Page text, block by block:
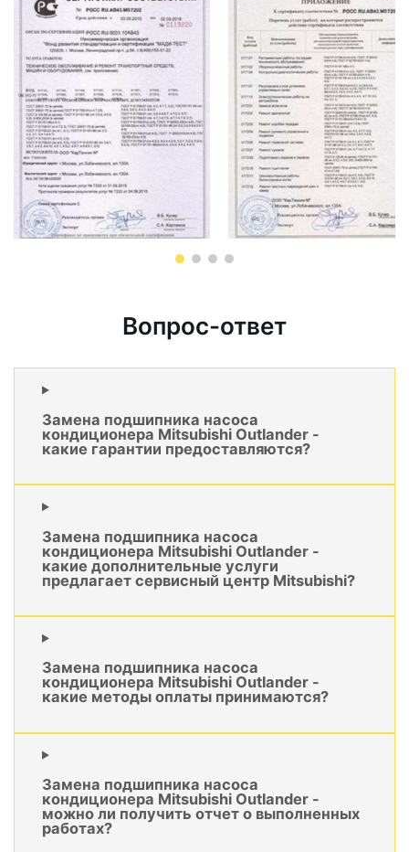
Вопрос-ответ
Замена подшипника насоса
кондиционера Mitsubishi Outlander -
какие гарантии предоставляются?
Замена подшипника насоса
кондиционера Mitsubishi Outlander -
какие дополнительные услуги
предлагает сервисный центр Mitsubishi?
Замена подшипника насоса
кондиционера Mitsubishi Outlander -
какие методы оплаты принимаются?
Замена подшипника насоса
кондиционера Mitsubishi Outlander -
можно ли получить отчет о выполненных
работах?